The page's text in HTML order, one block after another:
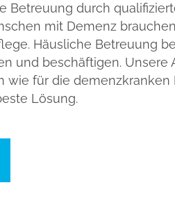
Betreuung durch
mit Demenz
Häusliche Betreuung
und beschäftigen. Unsere
wie für die demenzkranken
Lösung.